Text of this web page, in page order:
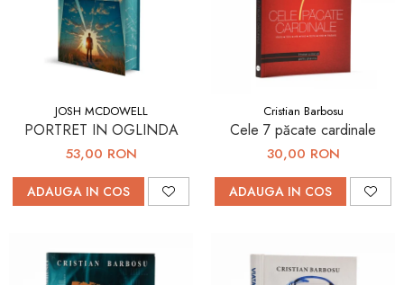
JOSH MCDOWELL
PORTRET IN OGLINDA
53,00 RON
ADAUGA IN COS
Cristian Barbosu
Cele 7 păcate cardinale
30,00 RON
ADAUGA IN COS